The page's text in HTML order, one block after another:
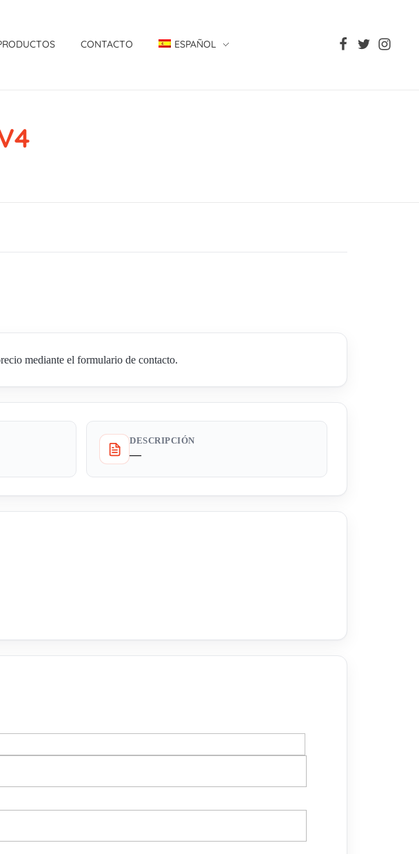
CONTACTO ESPAÑOL
mediante el formulario de contacto.
DESCRIPCIÓN
—